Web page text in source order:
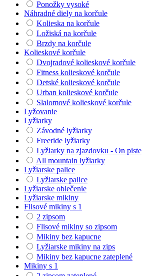
Ponožky vysoké
Náhradné diely na korčule
Kolieska na korčule
Ložiská na korčule
Brzdy na korčule
Kolieskové korčule
Dvojradové kolieskové korčule
Fitness kolieskové korčule
Detské kolieskové korčule
Urban kolieskové korčule
Slalomové kolieskové korčule
Lyžovanie
Lyžiarky
Závodné lyžiarky
Freeride lyžiarky
Lyžiarky na zjazdovku - On piste
All mountain lyžiarky
Lyžiarske palice
Lyžiarske palice
Lyžiarske oblečenie
Lyžiarske mikiny
Flisové mikiny s 1
2 zipsom
Flisové mikiny so zipsom
Mikiny bez kapucne
Lyžiarske mikiny na zips
Mikiny bez kapucne zateplené
Mikiny s 1